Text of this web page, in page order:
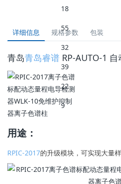
详细信息 规格参数 包装
青岛青岛睿谱 RP-AUTO-1
用途：
RPIC-2017的升级模块，可实现大量